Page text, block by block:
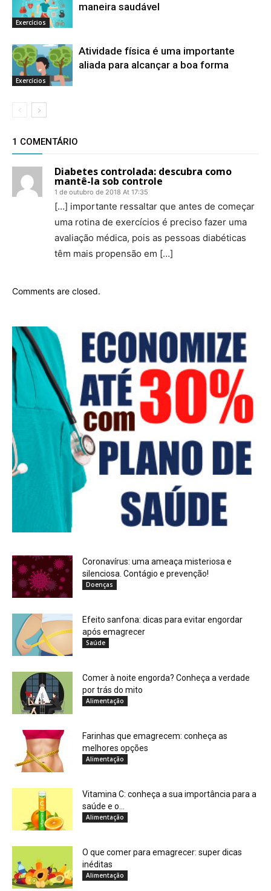
Exercícios
maneira saudável
Exercícios
Atividade física é uma importante
aliada para alcançar a boa forma
1 COMENTÁRIO
Diabetes controlada: descubra como
mantê-la sob controle
1 de outubro de 2018 At 17:35
[…] importante ressaltar que antes de começar
uma rotina de exercícios é preciso fazer uma
avaliação médica, pois as pessoas diabéticas
têm mais propensão em […]
Comments are closed.
Coronavírus: uma ameaça misteriosa e
silenciosa. Contágio e prevenção!
Doenças
Efeito sanfona: dicas para evitar engordar
após emagrecer
Saúde
Comer à noite engorda? Conheça a verdade
por trás do mito
Alimentação
Farinhas que emagrecem: conheça as
melhores opções
Alimentação
Vitamina C: conheça a sua importância para a
saúde e o...
Alimentação
O que comer para emagrecer: super dicas
inéditas
Alimentação